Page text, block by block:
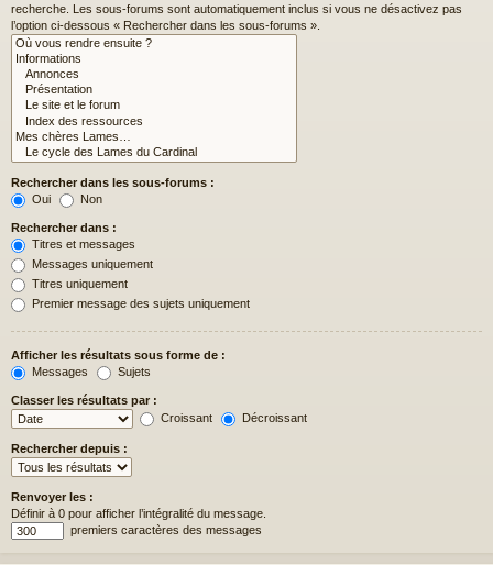
recherche. Les sous-forums sont automatiquement inclus si vous ne désactivez pas
l’option ci-dessous « Rechercher dans les sous-forums ».
Rechercher dans les sous-forums :
Oui
Non
Rechercher dans :
Titres et messages
Messages uniquement
Titres uniquement
Premier message des sujets uniquement
Afficher les résultats sous forme de :
Messages
Sujets
Classer les résultats par :
Croissant
Décroissant
Rechercher depuis :
Renvoyer les :
Définir à 0 pour afficher l’intégralité du message.
premiers caractères des messages